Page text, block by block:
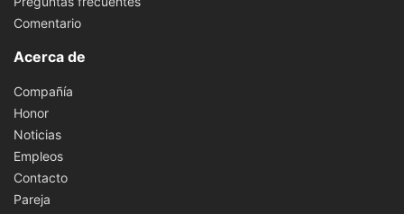
Comentario
Acerca de
Compañía
Honor
Noticias
Empleos
Contacto
Pareja